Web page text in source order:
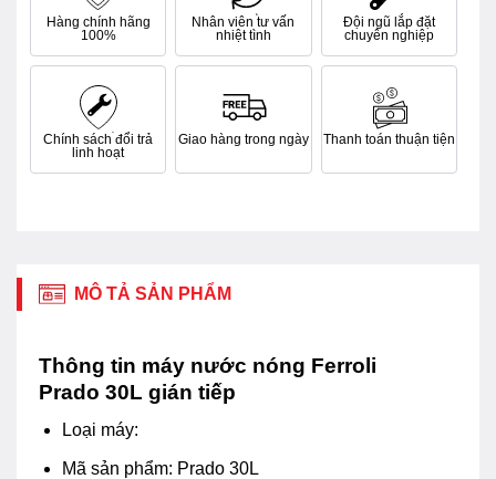
Hàng chính hãng
100%
Nhân viên tư vấn
nhiệt tình
Đội ngũ lắp đặt
chuyên nghiệp
Chính sách đổi trả
linh hoạt
Giao hàng trong ngày Thanh toán thuận tiện
MÔ TẢ SẢN PHẨM
Thông tin máy nước nóng Ferroli
Prado 30L gián tiếp
Loại máy:
Mã sản phẩm: Prado 30L